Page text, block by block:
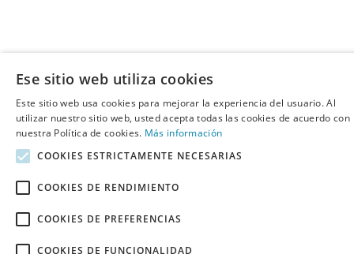
Ese sitio web utiliza cookies
Este sitio web usa cookies para mejorar la experiencia del usuario. Al
utilizar nuestro sitio web, usted acepta todas las cookies de acuerdo con
nuestra Política de cookies. Más información
COOKIES ESTRICTAMENTE NECESARIAS
COOKIES DE RENDIMIENTO
COOKIES DE PREFERENCIAS
COOKIES DE FUNCIONALIDAD